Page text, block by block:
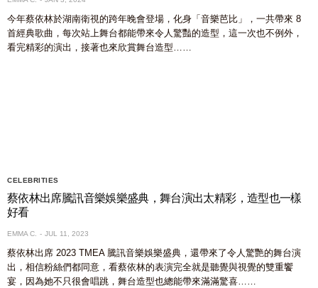
今年蔡依林於湖南衛視的跨年晚會登場，化身「音樂芭比」，一共帶來 8
首經典歌曲，每次站上舞台都能帶來令人驚豔的造型，這一次也不例外，
看完精彩的演出，接著也來欣賞舞台造型……
CELEBRITIES
蔡依林出席騰訊音樂娛樂盛典，舞台演出太精彩，造型也一樣
好看
EMMA C. JUL 11, 2023
蔡依林出席 2023 TMEA 騰訊音樂娛樂盛典，還帶來了令人驚艷的舞台演
出，相信粉絲們都同意，看蔡依林的表演完全就是聽覺與視覺的雙重饗
宴，因為她不只很會唱跳，舞台造型也總能帶來滿滿驚喜……